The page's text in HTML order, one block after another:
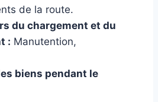
de la route.
du chargement et du
: Manutention,
biens pendant le